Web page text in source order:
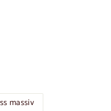
massiv